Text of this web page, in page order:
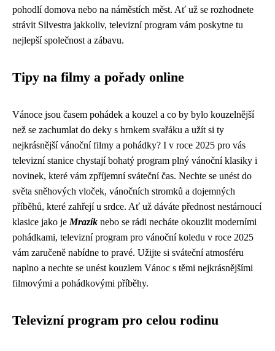
pohodlí domova nebo na náměstích měst. Ať už se rozhodnete
strávit Silvestra jakkoliv, televizní program vám poskytne tu
nejlepší společnost a zábavu.
Tipy na filmy a pořady online
Vánoce jsou časem pohádek a kouzel a co by bylo kouzelnější
než se zachumlat do deky s hrnkem svařáku a užít si ty
nejkrásnější vánoční filmy a pohádky? I v roce 2025 pro vás
televizní stanice chystají bohatý program plný vánoční klasiky i
novinek, které vám zpříjemní sváteční čas. Nechte se unést do
světa sněhových vloček, vánočních stromků a dojemných
příběhů, které zahřejí u srdce. Ať už dáváte přednost nestárnoucí
klasice jako je Mrazík nebo se rádi necháte okouzlit moderními
pohádkami, televizní program pro vánoční koledu v roce 2025
vám zaručeně nabídne to pravé. Užijte si sváteční atmosféru
naplno a nechte se unést kouzlem Vánoc s těmi nejkrásnějšími
filmovými a pohádkovými příběhy.
Televizní program pro celou rodinu